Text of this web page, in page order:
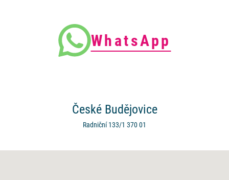
WhatsApp
České Budějovice
Radniční 133/1 370 01